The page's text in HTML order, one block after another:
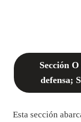
Sección
defensa;
Esta sección